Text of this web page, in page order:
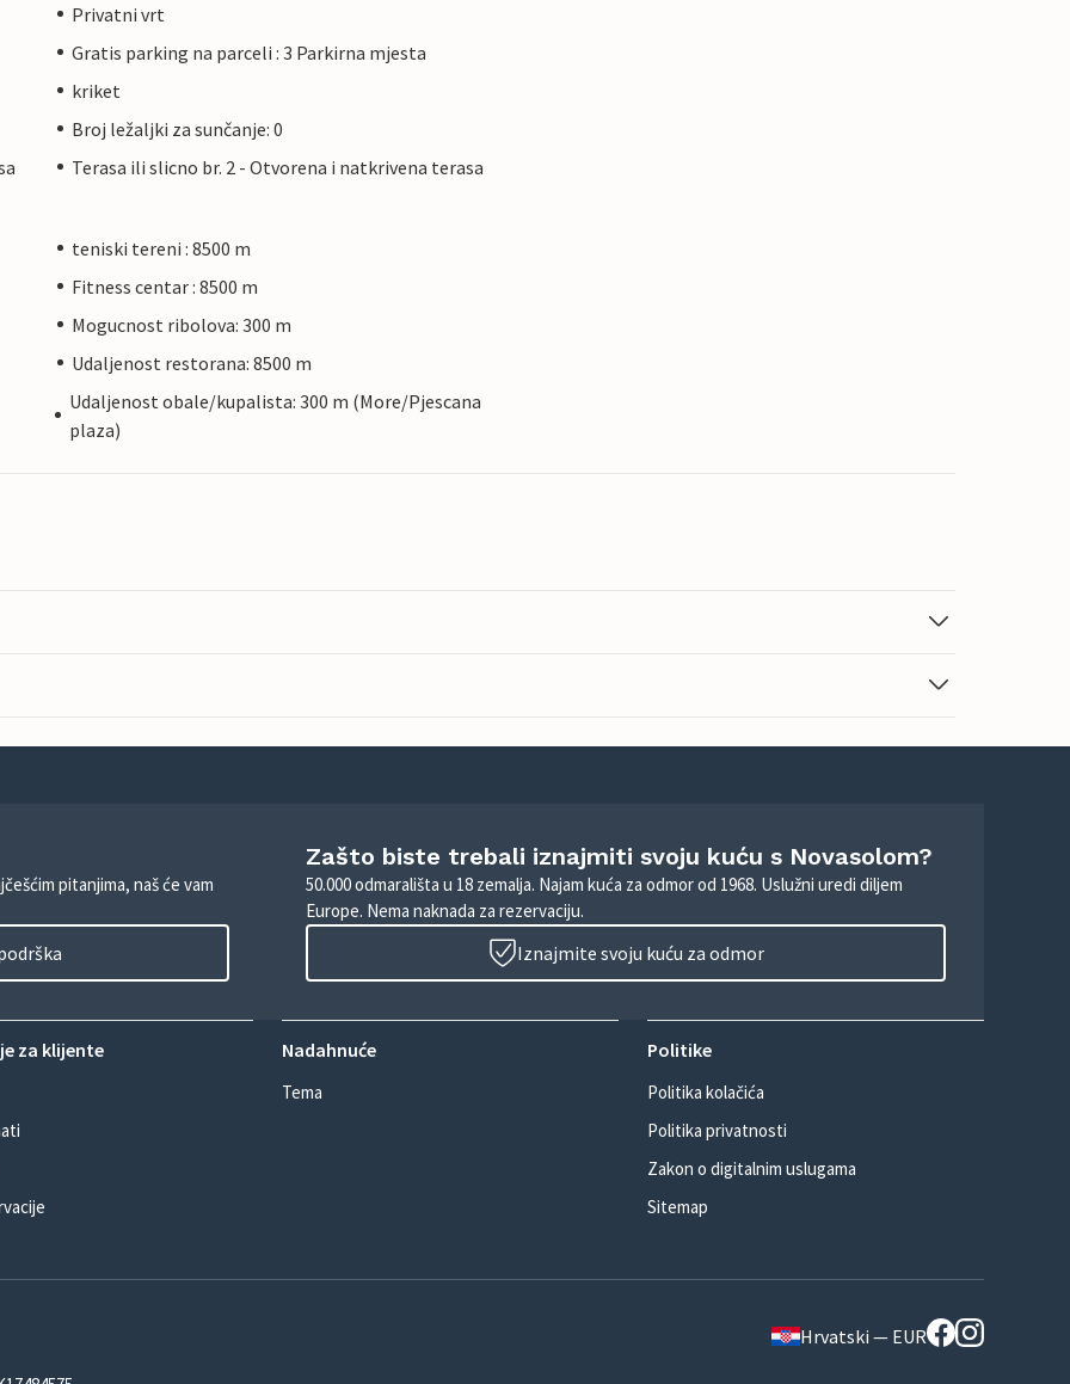
Privatni vrt
Gratis parking na parceli : 3 Parkirna mjesta
kriket
Broj ležaljki za sunčanje: 0
Terasa ili slicno br. 2 - Otvorena i natkrivena terasa
teniski tereni : 8500 m
Fitness centar : 8500 m
Mogucnost ribolova: 300 m
Udaljenost restorana: 8500 m
Udaljenost obale/kupalista: 300 m (More/Pjescana
plaza)
pitanjima, naš će vam
Zašto biste trebali iznajmiti svoju kuću s Novasolom?
50.000 odmarališta u 18 zemalja. Najam kuća za odmor od 1968. Uslužni uredi diljem
Europe. Nema naknada za rezervaciju.
Iznajmite svoju kuću za odmor
za klijente Nadahnuće
Tema
Politike
Politika kolačića
Politika privatnosti
Zakon o digitalnim uslugama
Sitemap
Hrvatski — EUR